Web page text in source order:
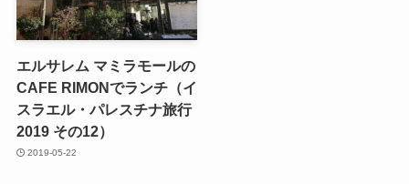
エルサレム マミラモールの
CAFE RIMONでランチ（イ
スラエル・パレスチナ旅行
2019 その12）
2019-05-22